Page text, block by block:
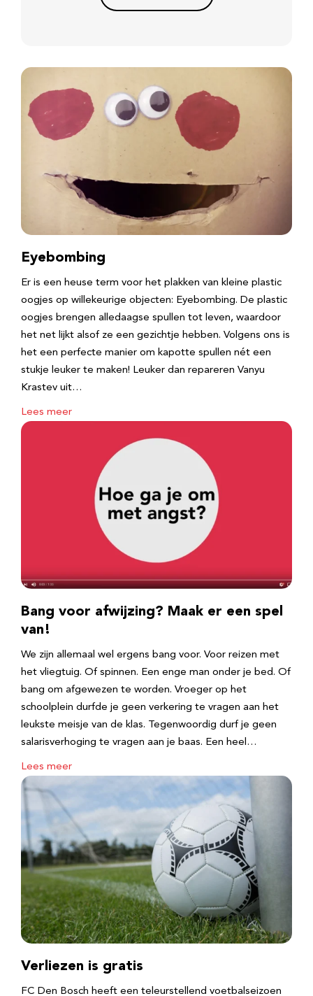
Eyebombing
Er is een heuse term voor het plakken van kleine plastic
oogjes op willekeurige objecten: Eyebombing. De plastic
oogjes brengen alledaagse spullen tot leven, waardoor
het net lijkt alsof ze een gezichtje hebben. Volgens ons is
het een perfecte manier om kapotte spullen nét een
stukje leuker te maken! Leuker dan repareren Vanyu
Krastev uit…
Lees meer
Bang voor afwijzing? Maak er een spel
van!
We zijn allemaal wel ergens bang voor. Voor reizen met
het vliegtuig. Of spinnen. Een enge man onder je bed. Of
bang om afgewezen te worden. Vroeger op het
schoolplein durfde je geen verkering te vragen aan het
leukste meisje van de klas. Tegenwoordig durf je geen
salarisverhoging te vragen aan je baas. Een heel…
Lees meer
Verliezen is gratis
FC Den Bosch heeft een teleurstellend voetbalseizoen